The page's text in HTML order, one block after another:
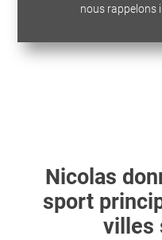
nous rappelons
Nicolas
sport
villes